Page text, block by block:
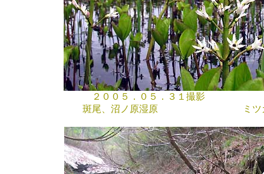
２００５．０５．３１撮影
斑尾、沼ノ原湿原 ミツガ